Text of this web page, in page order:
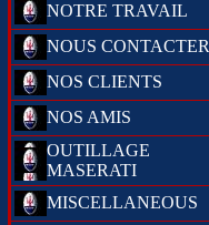
NOTRE TRAVAIL
NOUS CONTACTER
NOS CLIENTS
NOS AMIS
OUTILLAGE
MASERATI
MISCELLANEOUS